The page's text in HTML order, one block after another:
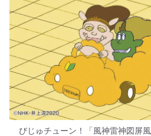
びじゅチューン！「風神雷神図屏